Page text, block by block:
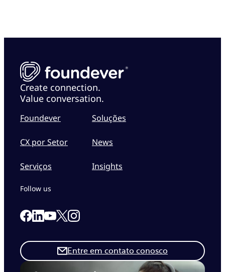
Create connection.
Value conversation.
Foundever
CX por Setor
Serviços
Soluções
News
Insights
Entre em contato conosco
Follow us
Link to our Facebook page
Link to our Linkedin page
Link to our Youtube page
Link to our X page
Link to our Instagram page